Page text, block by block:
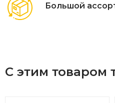
Большой
С этим товаром